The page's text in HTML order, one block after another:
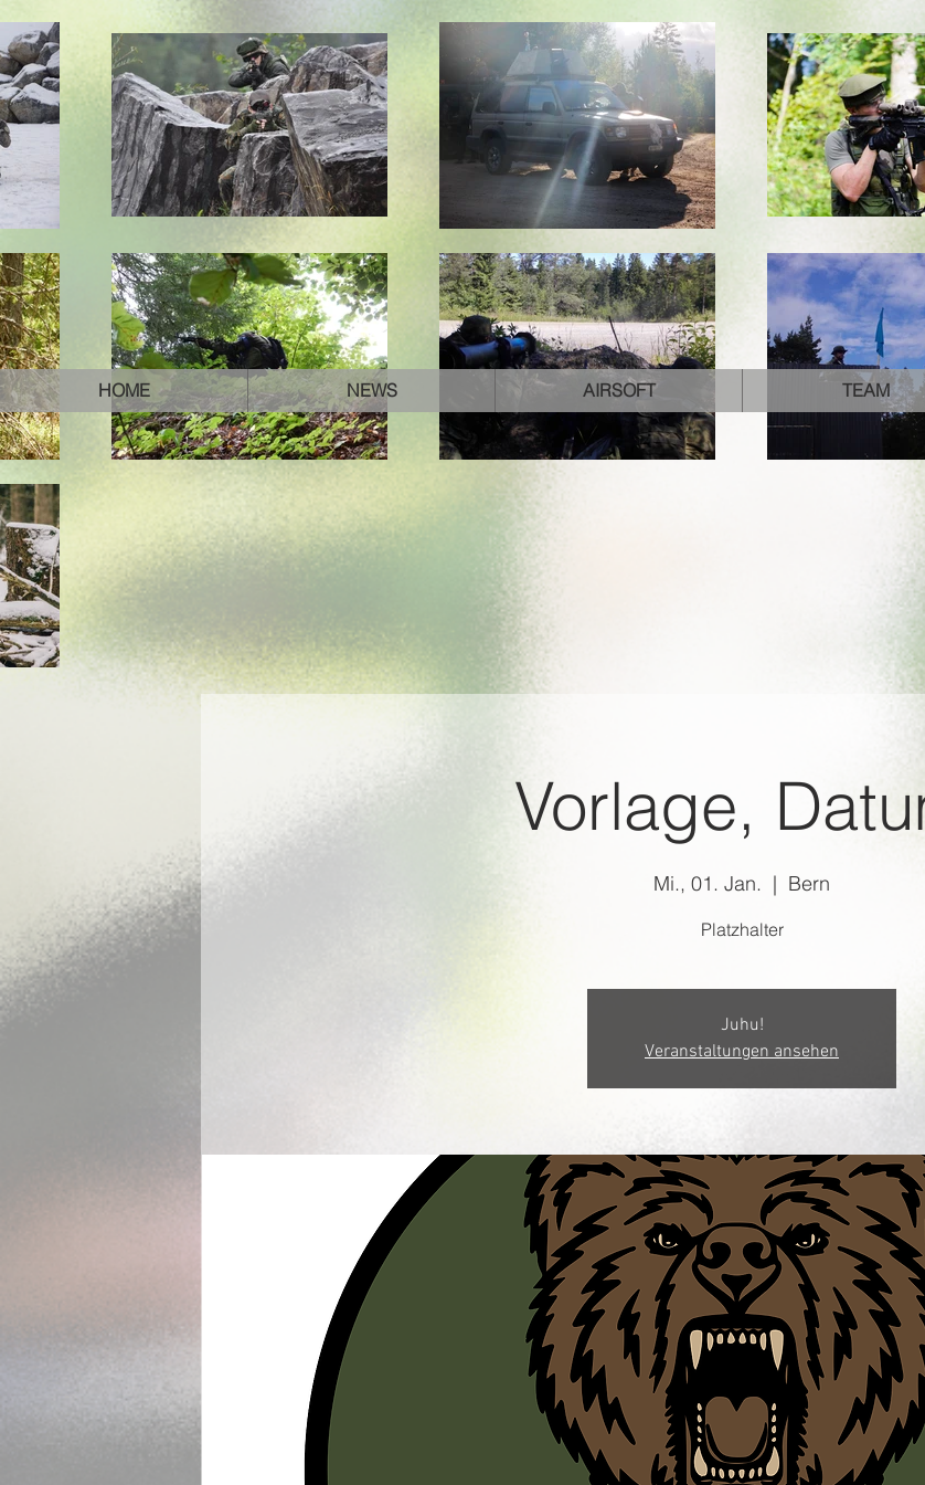
HOME NEWS AIRSOFT TEAM
Vorlage,
Mi., 01. Jan.
  |
Bern
Platzhalter
Juhu!
Veranstaltungen ansehen